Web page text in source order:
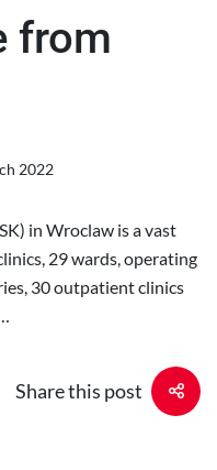
from
2022
in Wroclaw is a vast
29 wards, operating
30 outpatient clinics
Share this post